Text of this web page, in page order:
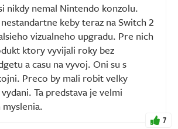
nikdy nemal Nintendo konzolu.
keby teraz na Switch 2
vizualneho upgradu. Pre nich
ktory vyvijali roky bez
a casu na vyvoj. Oni su s
Preco by mali robit velky
Ta predstava je velmi
7